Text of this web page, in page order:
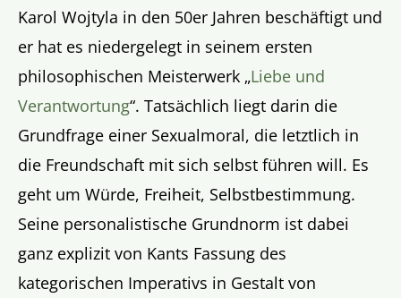
Karol Wojtyla in den 50er Jahren beschäftigt und
er hat es niedergelegt in seinem ersten
philosophischen Meisterwerk „Liebe und
Verantwortung“. Tatsächlich liegt darin die
Grundfrage einer Sexualmoral, die letztlich in
die Freundschaft mit sich selbst führen will. Es
geht um Würde, Freiheit, Selbstbestimmung.
Seine personalistische Grundnorm ist dabei
ganz explizit von Kants Fassung des
kategorischen Imperativs in Gestalt von